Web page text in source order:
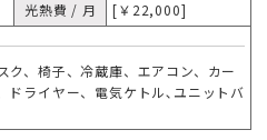
光熱費 / 月
[￥22,000]
ク、椅子、冷蔵庫、エアコン、カー
ドライヤー、電気ケトル､ユニットバ